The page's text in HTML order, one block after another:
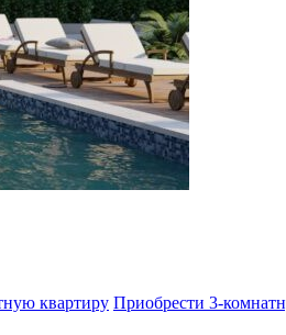
квартиру Приобрести 3-